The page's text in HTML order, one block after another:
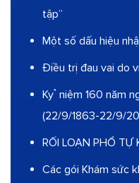
tập”
Một số dấu hiệu
Điều trị đau vai do
Kỷ niệm 160 năm
(22/9/1863-22/9/
RỐI LOẠN PHỔ TỰ
Các gói Khám sức